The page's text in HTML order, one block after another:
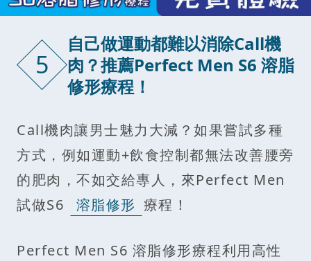
5
自己做運動都難以消除Call機
肉？推薦Perfect Men S6 溶脂
修形療程！
Call機肉讓男士魅力大減？如果嘗試多種
方式，例如運動+飲食控制都無法改善腰旁
的肥肉，不如交給專人，來Perfect Men
試做S6
溶脂修形 療程！
Perfect Men S6 溶脂修形療程利用高性